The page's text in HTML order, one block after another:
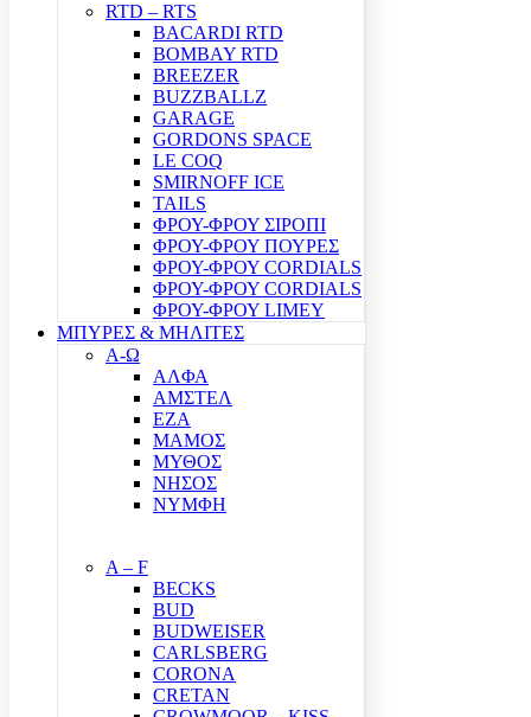
RTD – RTS
BACARDI RTD
BOMBAY RTD
BREEZER
BUZZBALLZ
GARAGE
GORDONS SPACE
LE COQ
SMIRNOFF ICE
TAILS
ΦΡΟΥ-ΦΡΟΥ ΣΙΡΟΠΙ
ΦΡΟΥ-ΦΡΟΥ ΠΟΥΡΕΣ
ΦΡΟΥ-ΦΡΟΥ CORDIALS
ΦΡΟΥ-ΦΡΟΥ CORDIALS
ΦΡΟΥ-ΦΡΟΥ LIMEY
ΜΠΥΡΕΣ & ΜΗΛΙΤΕΣ
Α-Ω
ΑΛΦΑ
ΑΜΣΤΕΛ
ΕΖΑ
ΜΑΜΟΣ
ΜΥΘΟΣ
ΝΗΣΟΣ
ΝΥΜΦΗ
A – F
BECKS
BUD
BUDWEISER
CARLSBERG
CORONA
CRETAN